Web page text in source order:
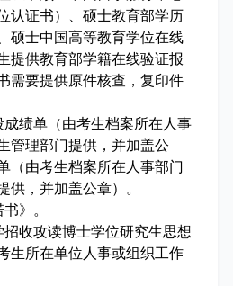
认证书）、硕士教育部学历
硕士中国高等教育学位在线
提供教育部学籍在线验证报
需要提供原件核查，复印件
成绩单（由考生档案所在人事
管理部门提供，并加盖公
（由考生档案所在人事部门
，并加盖公章）。
》。
招收攻读博士学位研究生思想
生所在单位人事或组织工作